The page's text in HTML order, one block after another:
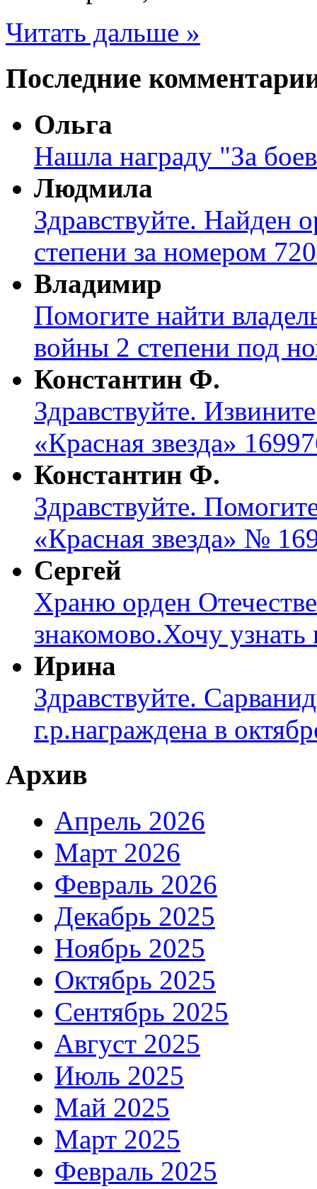
Читать дальше »
Последние
Ольга
Нашла награду "За
Людмила
Здравствуйте. Найден
степени за номером
Владимир
Помогите найти
войны 2 степени под
Константин Ф.
Здравствуйте.
«Красная звезда»
Константин Ф.
Здравствуйте.
«Красная звезда» №
Сергей
Храню орден
знакомово.Хочу узнать
Ирина
Здравствуйте.
г.р.награждена в
Архив
Апрель 2026
Март 2026
Февраль 2026
Декабрь 2025
Ноябрь 2025
Октябрь 2025
Сентябрь 2025
Август 2025
Июль 2025
Май 2025
Март 2025
Февраль 2025